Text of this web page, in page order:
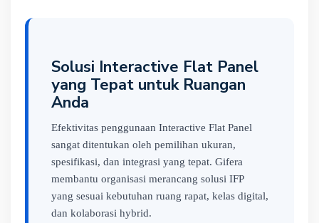
Solusi Interactive Flat Panel
yang Tepat untuk Ruangan
Anda
Efektivitas penggunaan Interactive Flat Panel
sangat ditentukan oleh pemilihan ukuran,
spesifikasi, dan integrasi yang tepat. Gifera
membantu organisasi merancang solusi IFP
yang sesuai kebutuhan ruang rapat, kelas digital,
dan kolaborasi hybrid.